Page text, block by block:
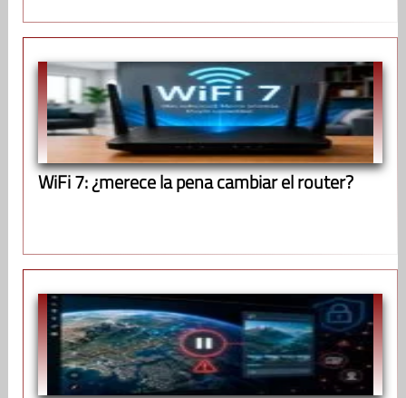
WiFi 7: ¿merece la pena cambiar el router?